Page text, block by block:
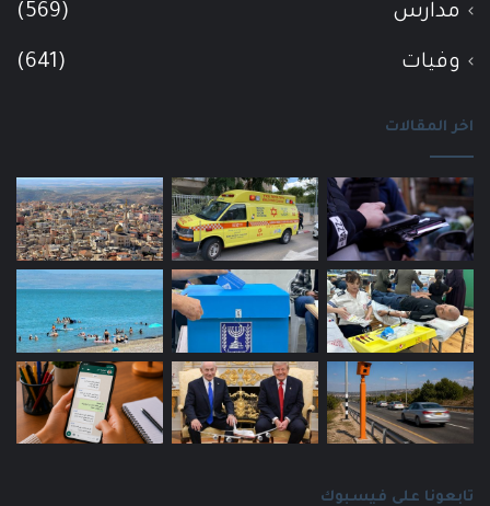
مدارس (569)
وفيات (641)
اخر المقالات
تابعونا على فيسبوك